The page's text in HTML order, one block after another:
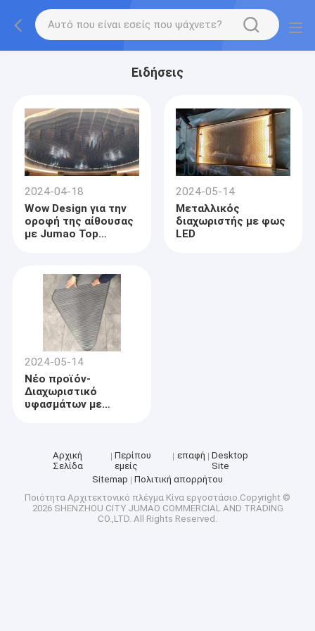
Ειδήσεις
2024-04-18
Wow Design για την
οροφή της αίθουσας
με Jumao Top
2024-05-14
Μεταλλικός
διαχωριστής με φως
LED
2024-05-14
Νέο προϊόν-
Διαχωριστικό
υφασμάτων με
Αρχική
Σελίδα
Περίπου
εμείς
επαφή
Desktop
Site
Sitemap
Πολιτική απορρήτου
Ποιότητα Αρχιτεκτονικό πλέγμα Κίνα εργοστάσιο.Copyright ©
2026 SHENZHOU CITY JUMAO COMMERCIAL AND TRADING
CO.,LTD. All Rights Reserved.